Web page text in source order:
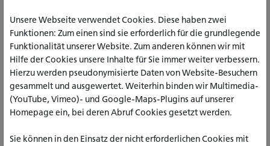
Unsere Webseite verwendet Cookies. Diese haben zwei
Funktionen: Zum einen sind sie erforderlich für die grundlegende
Funktionalität unserer Website. Zum anderen können wir mit
Hilfe der Cookies unsere Inhalte für Sie immer weiter verbessern.
Hierzu werden pseudonymisierte Daten von Website-Besuchern
gesammelt und ausgewertet. Weiterhin binden wir Multimedia-
(YouTube, Vimeo)- und Google-Maps-Plugins auf unserer
Homepage ein, bei deren Abruf Cookies gesetzt werden.
Sie können in den Einsatz der nicht erforderlichen Cookies mit